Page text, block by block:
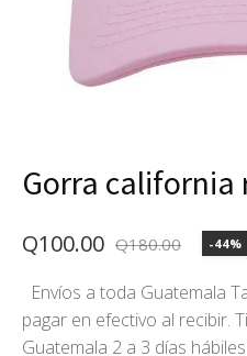
Gorra california
Q180.00
El
precio
original
Q100.00
El
precio
actual
-44%
Envíos a toda Guatemala
pagar en efectivo al recibir.
Guatemala 2 a 3 días